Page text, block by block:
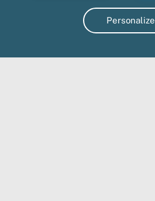
Accéder ➜
Personalize